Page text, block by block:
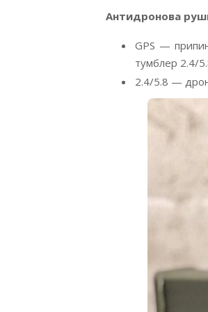
Антидронова
GPS —
тумблер 2.4/
2.4/5.8 — дрон